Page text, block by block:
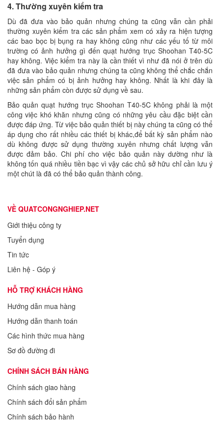
4. Thường xuyên kiểm tra
Dù đã đưa vào bảo quản nhưng chúng ta cũng vẫn cần phải
thường xuyên kiểm tra các sản phẩm xem có xảy ra hiện tượng
các bao bọc bị bụng ra hay không cũng như các yếu tố từ môi
trường có ảnh hưởng gì đến quạt hướng trục Shoohan T40-5C
hay không. Việc kiểm tra này là cần thiết vì như đã nói ở trên dù
đã đưa vào bảo quản nhưng chúng ta cũng không thể chắc chắn
việc sản phẩm có bị ảnh hưởng hay không. Nhất là khi đây là
những sản phẩm còn được sử dụng về sau.
Bảo quản quạt hướng trục Shoohan T40-5C không phải là một
công việc khó khăn nhưng cũng có những yêu cầu đặc biệt cần
được đáp ứng. Từ việc bảo quản thiết bị này chúng ta cũng có thể
áp dụng cho rất nhiều các thiết bị khác,để bất kỳ sản phẩm nào
dù không được sử dụng thường xuyên nhưng chất lượng vẫn
được đảm bảo. Chi phí cho việc bảo quản này dường như là
không tốn quá nhiều tiền bạc vì vậy các chủ sở hữu chỉ cần lưu ý
một chút là đã có thể bảo quản thành công.
VỀ QUATCONGNGHIEP.NET
Giới thiệu công ty
Tuyển dụng
Tin tức
Liên hệ - Góp ý
HỖ TRỢ KHÁCH HÀNG
Hướng dẫn mua hàng
Hướng dẫn thanh toán
Các hình thức mua hàng
Sơ đồ đường đi
CHÍNH SÁCH BÁN HÀNG
Chính sách giao hàng
Chính sách đổi sản phẩm
Chính sách bảo hành